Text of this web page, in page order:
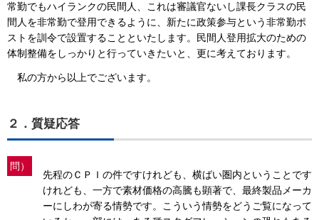
常勤でもハイランクの民間人、これは審議官ないし課長クラスの民
間人を非常勤で登用できるように、新たに政策参与という非常勤ポ
ストを訓令で設置することといたします。民間人登用拡大のための
体制整備をしっかりと行っていきたいと、更に考えております。
私の方から以上でございます。
２．質疑応答
問）
先程のＣＰＩの件ですけれども、横ばい圏内ということです
けれども、一方で素材価格の高騰も顕著で、最終製品メーカ
ーにしわが寄る情勢です。こういう情勢をどうご覧になって